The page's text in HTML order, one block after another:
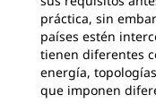
práctica, sin
países estén
tienen diferentes
energía,
que imponen